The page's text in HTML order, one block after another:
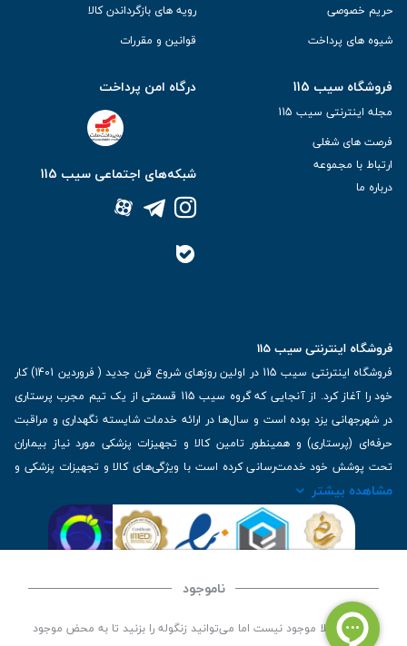
ناموجود
این کالا فعلا موجود نیست اما می‌توانید زنگوله را بزنید تا به محض موجود
حریم خصوصی
شیوه های پرداخت
رویه های بازگرداندن کالا
قوانین و مقررات
فروشگاه سیب 115
مجله اینترنتی سیب 115
فرصت های شغلی
ارتباط با مجموعه
درباره ما
درگاه امن پرداخت
شبکه‌های اجتماعی سیب 115
فروشگاه اینترنتی سیب 115
فروشگاه اینترنتی سیب 115 در اولین روزهای شروع قرن جدید ( فروردین 1401) کار
خود را آغاز کرد. از آنجایی که گروه سیب 115 قسمتی از یک تیم مجرب پرستاری
در شهرجهانی یزد بوده است و سال‌ها در ارائه خدمات شایسته نگهداری و مراقبت
حرفه‌ای (پرستاری) و همینطور تامین کالا و تجهیزات پزشکی مورد نیاز بیماران
تحت پوشش خود خدمت‌رسانی کرده است با ویژگی‌های کالا و تجهیزات پزشکی و
برترین برندهای موجود در بازار اطلاعات بسیار ارزشمندی را دارا می‌باشد
| تلفن تماس : 36333383-035 | ایمیل: Info@Sib115.com
مشاهده بیشتر
کلیه حقوق این سایت متعلق به سیب 115 ( فروشگاه لوازم پزشکی سیب 115 ) است، توسعه و
کدنویسی توسطسپکام سیستم